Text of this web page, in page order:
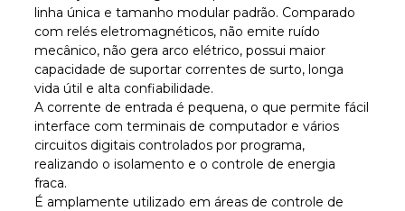
linha única e tamanho modular padrão. Comparado
com relés eletromagnéticos, não emite ruído
mecânico, não gera arco elétrico, possui maior
capacidade de suportar correntes de surto, longa
vida útil e alta confiabilidade.
A corrente de entrada é pequena, o que permite fácil
interface com terminais de computador e vários
circuitos digitais controlados por programa,
realizando o isolamento e o controle de energia
fraca.
É amplamente utilizado em áreas de controle de